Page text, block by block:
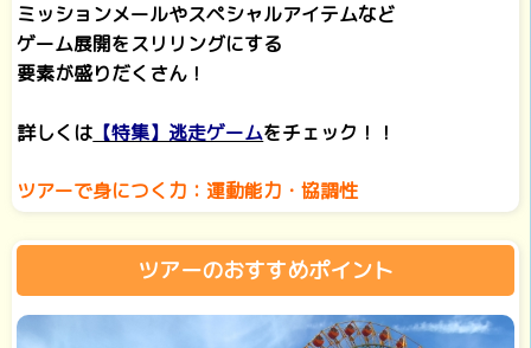
ミッションメールやスペシャルアイテムなど
ゲーム展開をスリリングにする
要素が盛りだくさん！
詳しくは 【特集】逃走ゲームをチェック！！
ツアーで身につく力：運動能力・協調性
ツアーのおすすめポイント